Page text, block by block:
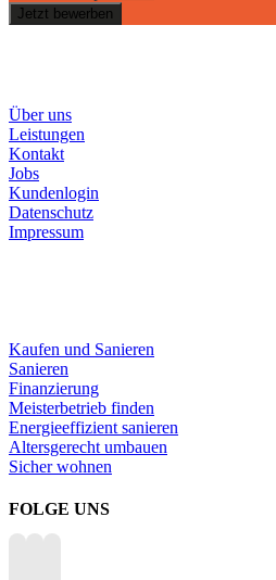
Jetzt bewerben
Über uns
Leistungen
Kontakt
Jobs
Kundenlogin
Datenschutz
Impressum
Kaufen und Sanieren
Sanieren
Finanzierung
Meisterbetrieb finden
Energieeffizient sanieren
Altersgerecht umbauen
Sicher wohnen
FOLGE UNS